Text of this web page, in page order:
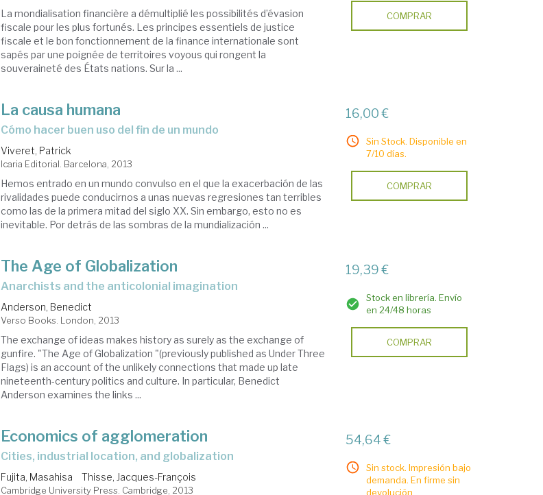
La mondialisation financière a démultiplié les possibilités d’évasion
fiscale pour les plus fortunés. Les principes essentiels de justice
fiscale et le bon fonctionnement de la finance internationale sont
sapés par une poignée de territoires voyous qui rongent la
souveraineté des États nations. Sur la ...
COMPRAR
La causa humana
cómo hacer buen uso del fin de un mundo
Viveret, Patrick
Icaria Editorial. Barcelona, 2013
Hemos entrado en un mundo convulso en el que la exacerbación de las
rivalidades puede conducirnos a unas nuevas regresiones tan terribles
como las de la primera mitad del siglo XX. Sin embargo, esto no es
inevitable. Por detrás de las sombras de la mundialización ...
16,00 €
Sin Stock. Disponible en
7/10 días.
COMPRAR
The Age of Globalization
anarchists and the anticolonial imagination
Anderson, Benedict
Verso Books. London, 2013
The exchange of ideas makes history as surely as the exchange of
gunfire. "The Age of Globalization "(previously published as Under Three
Flags) is an account of the unlikely connections that made up late
nineteenth-century politics and culture. In particular, Benedict
Anderson examines the links ...
19,39 €
Stock en librería. Envío
en 24/48 horas
COMPRAR
Economics of agglomeration
cities, industrial location, and globalization
Fujita, Masahisa Thisse, Jacques-François
Cambridge University Press. Cambridge, 2013
54,64 €
Sin stock. Impresión bajo
demanda. En firme sin
devolución